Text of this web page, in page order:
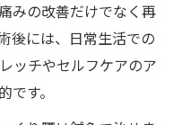
みの改善だけでなく再
後には、日常生活での
ッチやセルフケアのア
す。